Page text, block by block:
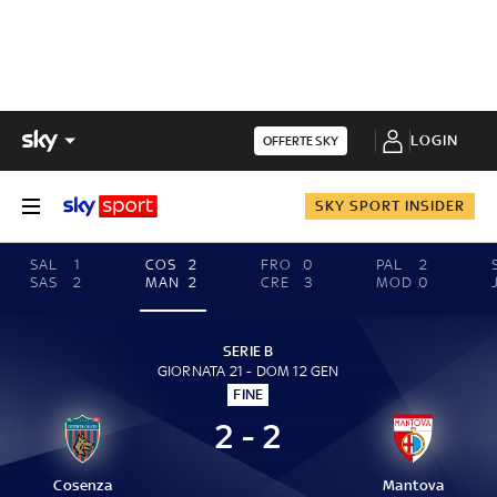
OFFERTE SKY LOGIN
SKY SPORT INSIDER
SAL
1
SAS
2
COS
2
MAN 2
FRO
0
CRE
3
PAL
2
MOD 0
SERIE B
GIORNATA 21 - DOM 12 GEN
FINE
Cosenza
2 - 2
Mantova